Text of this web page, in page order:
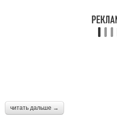
читать дальше →